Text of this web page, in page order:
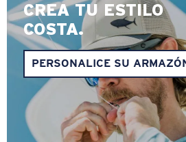
CREA TU ESTILO
COSTA.
PERSONALICE SU